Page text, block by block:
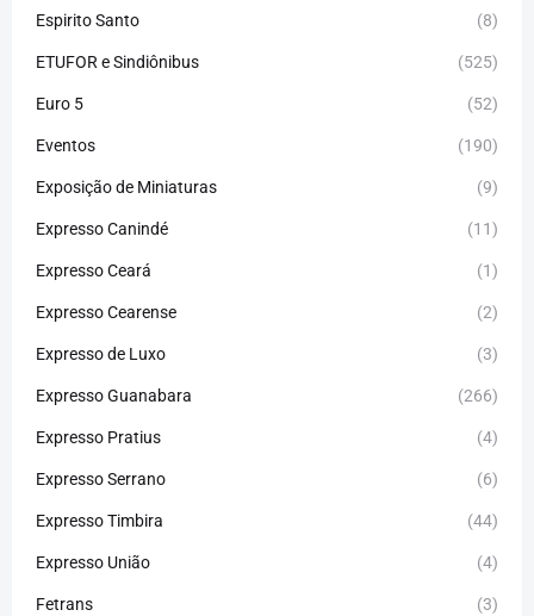
Espirito Santo (8)
ETUFOR e Sindiônibus (525)
Euro 5 (52)
Eventos (190)
Exposição de Miniaturas (9)
Expresso Canindé (11)
Expresso Ceará (1)
Expresso Cearense (2)
Expresso de Luxo (3)
Expresso Guanabara (266)
Expresso Pratius (4)
Expresso Serrano (6)
Expresso Timbira (44)
Expresso União (4)
Fetrans (3)